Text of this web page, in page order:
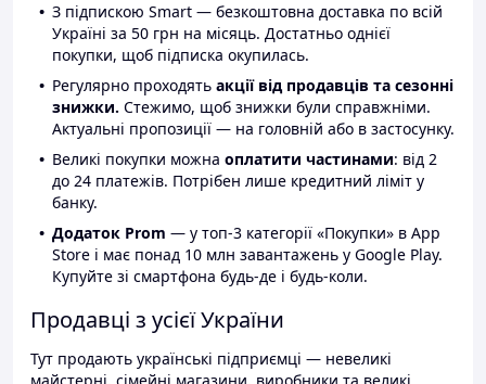
З підпискою Smart — безкоштовна доставка по всій
Україні за 50 грн на місяць. Достатньо однієї
покупки, щоб підписка окупилась.
Регулярно проходять акції від продавців та сезонні
знижки. Стежимо, щоб знижки були справжніми.
Актуальні пропозиції — на головній або в застосунку.
Великі покупки можна оплатити частинами: від 2
до 24 платежів. Потрібен лише кредитний ліміт у
банку.
Додаток Prom — у топ-3 категорії «Покупки» в App
Store і має понад 10 млн завантажень у Google Play.
Купуйте зі смартфона будь-де і будь-коли.
Продавці з усієї України
Тут продають українські підприємці — невеликі